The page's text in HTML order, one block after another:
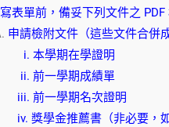
表單前，備妥下列文件之 PDF
申請檢附文件（這些文件合併
i. 本學期在學證明
ii. 前一學期成績單
iii. 前一學期名次證明
iv. 獎學金推薦書（非必要，